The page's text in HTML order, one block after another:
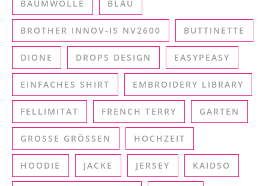
BAUMWOLLE BLAU
BROTHER INNOV-IS NV2600 BUTTINETTE
DIONE DROPS DESIGN EASYPEASY
EINFACHES SHIRT EMBROIDERY LIBRARY
FELLIMITAT FRENCH TERRY GARTEN
GROSSE GRÖSSEN HOCHZEIT
HOODIE JACKE JERSEY KAIDSO